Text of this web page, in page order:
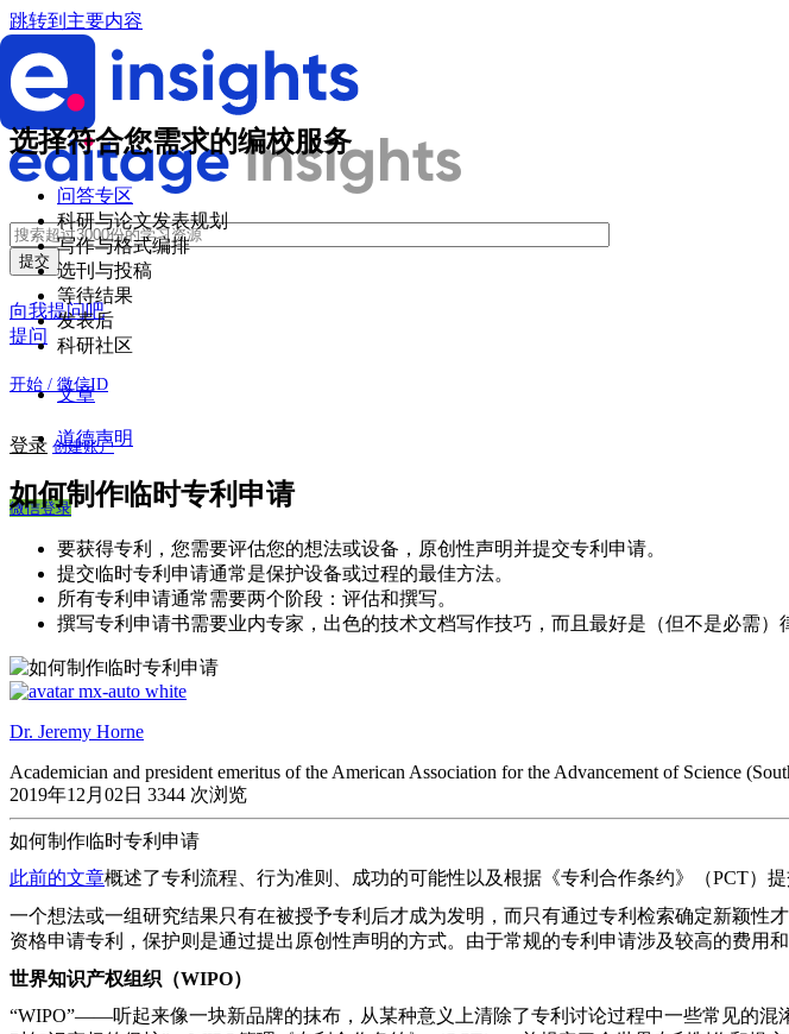
跳转到主要内容
向我提问吧
提问
开始 / 微信ID
登录 创建账户
微信登录
选择符合您需求的编校服务
问答专区
科研与论文发表规划
写作与格式编排
选刊与投稿
等待结果
发表后
科研社区
文章
道德声明
如何制作临时专利申请
要获得专利，您需要评估您的想法或设备，原创性声明并提交专利申请。
提交临时专利申请通常是保护设备或过程的最佳方法。
所有专利申请通常需要两个阶段：评估和撰写。
撰写专利申请书需要业内专家，出色的技术文档写作技巧，而且最好是（但不是必需）
Dr. Jeremy Horne
Academician and president emeritus of the American Association for the Advancement of Science
2019年12月02日 3344 次浏览
如何制作临时专利申请
此前的文章概述了专利流程、行为准则、成功的可能性以及根据《专利合作条约》（PCT）提
一个想法或一组研究结果只有在被授予专利后才成为发明，而只有通过专利检索确定新颖
资格申请专利，保护则是通过提出原创性声明的方式。由于常规的专利申请涉及较高的费用
世界知识产权组织（WIPO）
“WIPO”——听起来像一块新品牌的抹布， 从某种意义上清除了专利讨论过程中一些常见的混